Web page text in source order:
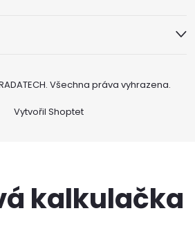
Vytvořil Shoptet
. Všechna práva vyhrazena.
kalkulačka